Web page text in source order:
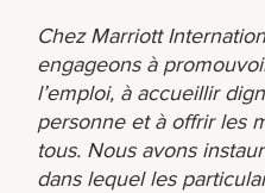
Chez Marriott
engageons à
l’emploi, à accueillir
personne et à offrir les
tous. Nous avons
dans lequel les